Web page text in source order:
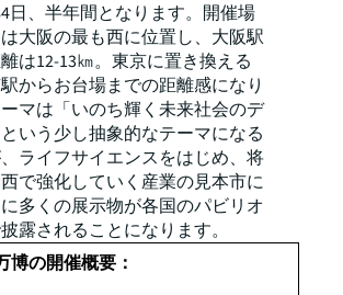
日、半年間となります。開催場
大阪の最も西に位置し、大阪駅
は12-13㎞。東京に置き換える
からお台場までの距離感になり
マは「いのち輝く未来社会のデ
いう少し抽象的なテーマになる
ライフサイエンスをはじめ、将
で強化していく産業の見本市に
多くの展示物が各国のパビリオ
露されることになります。
博の開催概要：